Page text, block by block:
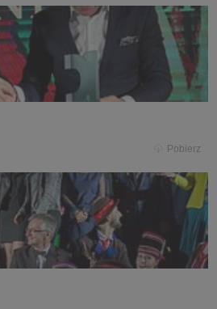
Pobierz